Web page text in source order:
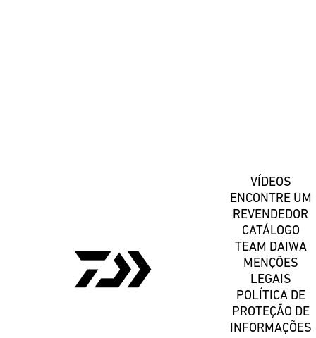
VÍDEOS
ENCONTRE UM
REVENDEDOR
CATÁLOGO
TEAM DAIWA
MENÇÕES
LEGAIS
POLÍTICA DE
PROTEÇÃO DE
INFORMAÇÕES